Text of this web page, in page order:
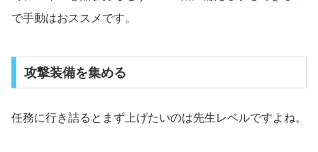
で手動はおススメです。
攻撃装備を集める
任務に行き詰るとまず上げたいのは先生レベルですよね。